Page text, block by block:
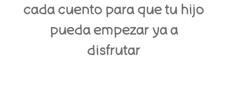
cada cuento para que tu hijo
pueda empezar ya a
disfrutar